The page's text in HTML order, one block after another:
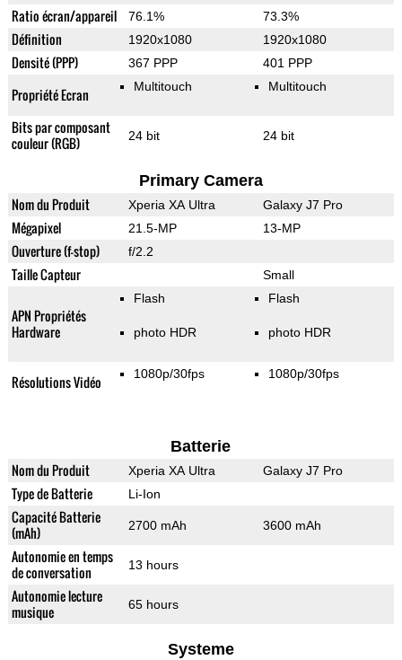
Ratio écran/appareil
76.1% 73.3%
Définition 1920x1080 1920x1080
Densité (PPP) 367 PPP 401 PPP
Propriété Ecran Multitouch Multitouch
Bits par composant
couleur (RGB)
24 bit 24 bit
Primary Camera
Nom du Produit Xperia XA Ultra Galaxy J7 Pro
Mégapixel 21.5-MP 13-MP
Ouverture (f-stop) f/2.2
Taille Capteur Small
APN Propriétés
Hardware
Flash
photo HDR
Flash
photo HDR
Résolutions Vidéo 1080p/30fps 1080p/30fps
Batterie
Nom du Produit Xperia XA Ultra Galaxy J7 Pro
Type de Batterie Li-Ion
Capacité Batterie
(mAh)
2700 mAh 3600 mAh
Autonomie en temps
de conversation
13 hours
Autonomie lecture
musique
65 hours
Systeme